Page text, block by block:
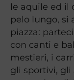
le aquile ed il
pelo lungo, si
piazza:
con canti e
mestieri, i
gli sportivi, gli